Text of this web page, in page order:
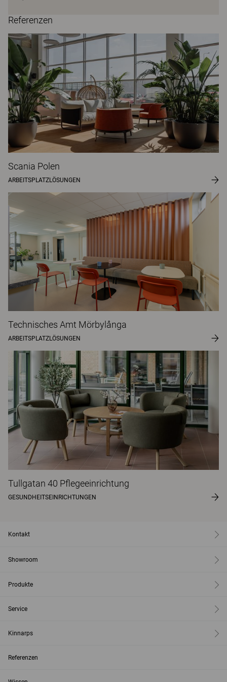
Referenzen
Scania Polen
ARBEITSPLATZLÖSUNGEN
Technisches Amt Mörbylånga
ARBEITSPLATZLÖSUNGEN
Tullgatan 40 Pflegeeinrichtung
GESUNDHEITSEINRICHTUNGEN
Kontakt
Showroom
Produkte
Service
Kinnarps
Referenzen